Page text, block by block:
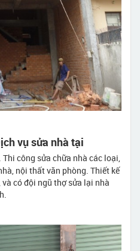
vụ sửa nhà tại
. Thi công sửa chữa nhà các loại,
nội thất văn phòng. Thiết kế
có đội ngũ thợ sửa lại nhà